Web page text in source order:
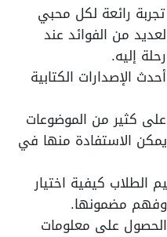
رائعة لكل محبي
من الفوائد عند
إليه.
الإصدارات الكتابية
كثير من الموضوعات
الاستفادة منها في
الطلاب كيفية اختيار
وفهم مضمونها.
على معلومات